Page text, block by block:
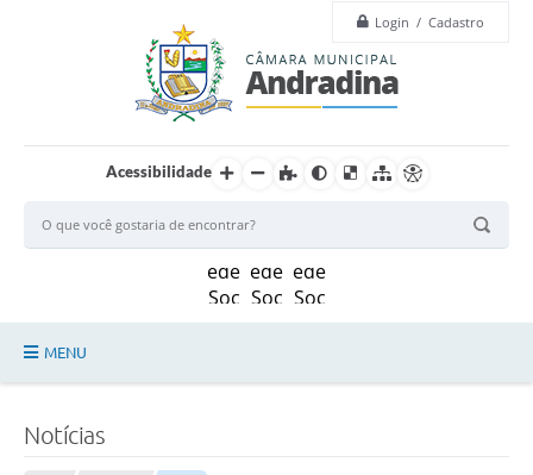
Login / Cadastro
Acessibilidade
MENU
Notícias